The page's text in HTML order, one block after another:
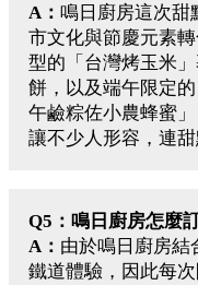
A： 鳴日廚房這次甜
市文化與節慶元素
型的「台灣烤玉米
餅，以及端午限定
午鹼粽佐小農蜂蜜
讓不少人形容，連
Q5：鳴日廚房怎麼
A： 由於鳴日廚房結
鐵道體驗，因此每